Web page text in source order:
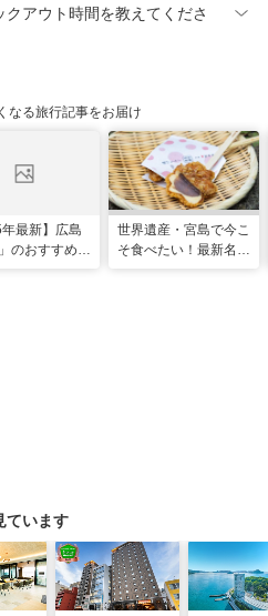
アウト時間を教えてくださ
なる旅行記事をお届け
年最新】広島
のおすすめ観
世界遺産・宮島で今こ
そ食べたい！最新名物
ています